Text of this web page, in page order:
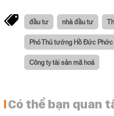
đầu tư nhà đầu tư
Phó Thủ tướng Hồ Đức Phớc
Công ty tài sản mã hoá
Có thể bạn quan